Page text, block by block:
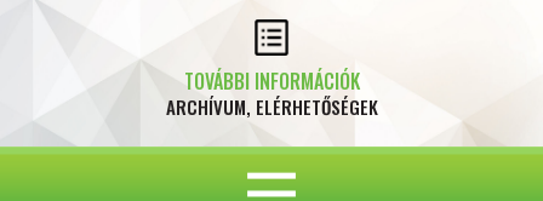
TOVÁBBI INFORMÁCIÓK
ARCHÍVUM, ELÉRHETŐSÉGEK